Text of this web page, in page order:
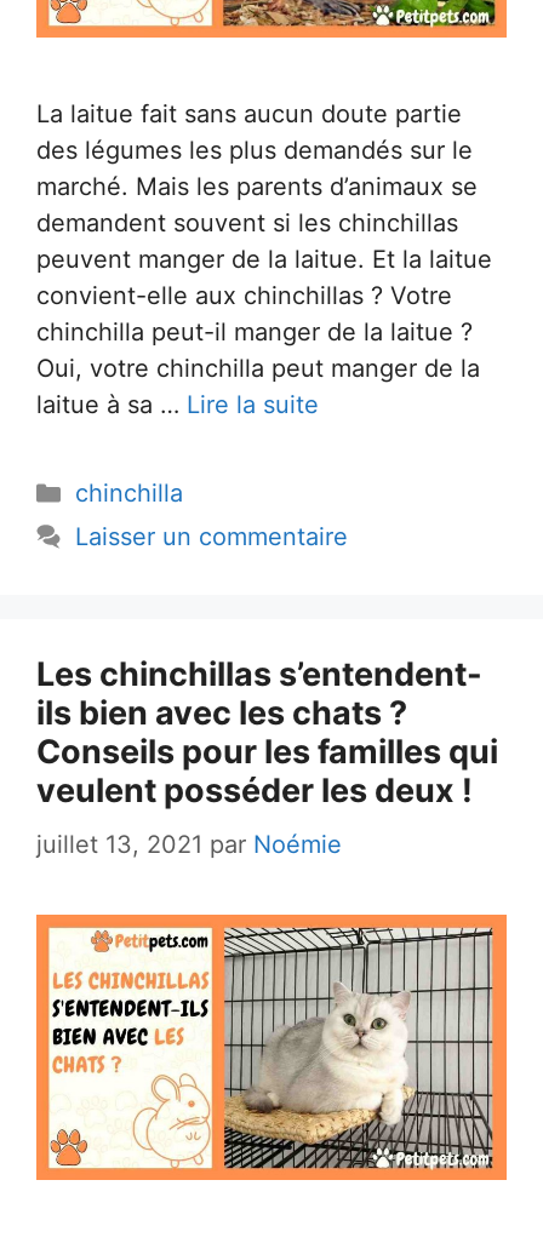
La laitue fait sans aucun doute partie
des légumes les plus demandés sur le
marché. Mais les parents d’animaux se
demandent souvent si les chinchillas
peuvent manger de la laitue. Et la laitue
convient-elle aux chinchillas ? Votre
chinchilla peut-il manger de la laitue ?
Oui, votre chinchilla peut manger de la
laitue à sa … Lire la suite
Catégories
chinchilla
Laisser un commentaire
Les chinchillas s’entendent-
ils bien avec les chats ?
Conseils pour les familles qui
veulent posséder les deux !
juillet 13, 2021 par Noémie